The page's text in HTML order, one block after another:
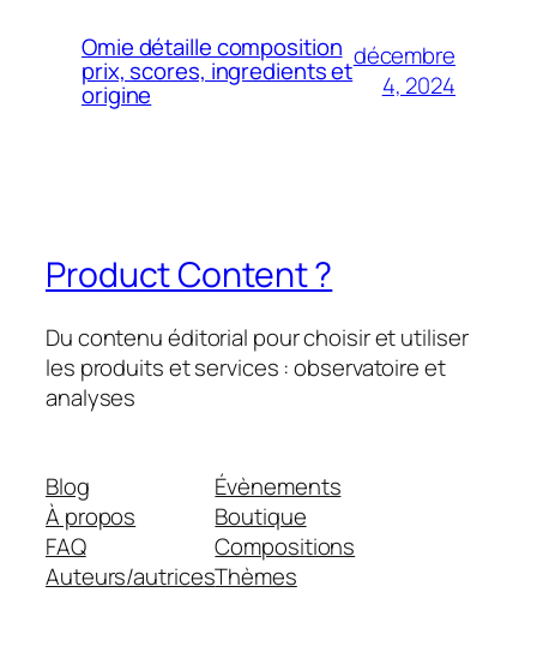
Omie détaille composition
prix, scores, ingredients et
origine
décembre
4, 2024
Product Content ?
Du contenu éditorial pour choisir et utiliser
les produits et services : observatoire et
analyses
Blog
À propos
FAQ
Auteurs/autrices
Évènements
Boutique
Compositions
Thèmes